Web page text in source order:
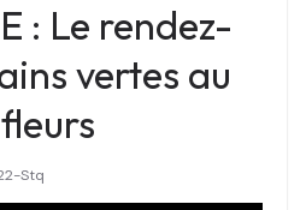
: Le rendez-
vertes au
Stq